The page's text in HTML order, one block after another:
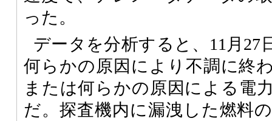
った。
データを分析すると、11月27
何らかの原因により不調に終
または何らかの原因による電
だ。探査機内に漏洩した燃料